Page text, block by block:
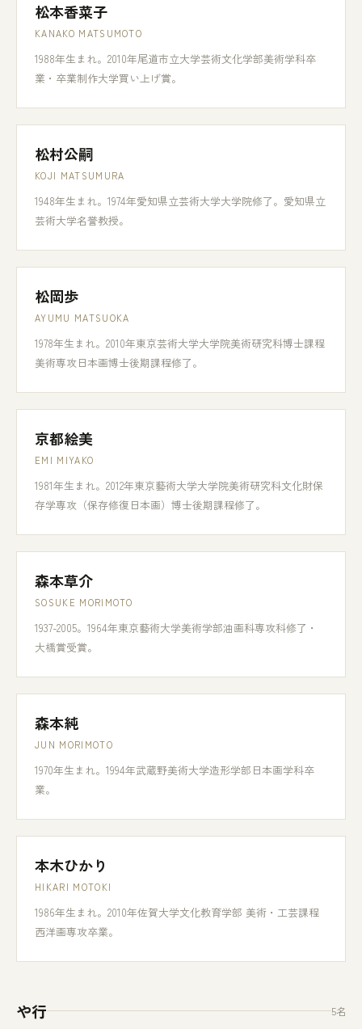
松本香菜子
KANAKO MATSUMOTO
1988年生まれ。2010年尾道市立大学芸術文化学部美術学科卒
業・卒業制作大学買い上げ賞。
松村公嗣
KOJI MATSUMURA
1948年生まれ。1974年愛知県立芸術大学大学院修了。愛知県立
芸術大学名誉教授。
松岡歩
AYUMU MATSUOKA
1978年生まれ。2010年東京芸術大学大学院美術研究科博士課程
美術専攻日本画博士後期課程修了。
京都絵美
EMI MIYAKO
1981年生まれ。2012年東京藝術大学大学院美術研究科文化財保
存学専攻（保存修復日本画）博士後期課程修了。
森本草介
SOSUKE MORIMOTO
1937-2005。1964年東京藝術大学美術学部油画科専攻科修了・
大橋賞受賞。
森本純
JUN MORIMOTO
1970年生まれ。1994年武蔵野美術大学造形学部日本画学科卒
業。
本木ひかり
HIKARI MOTOKI
1986年生まれ。2010年佐賀大学文化教育学部 美術・工芸課程
西洋画専攻卒業。
や行 5名